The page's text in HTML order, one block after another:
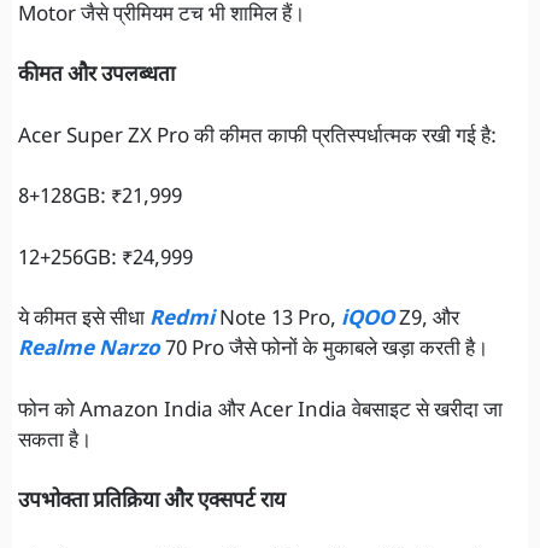
Motor जैसे प्रीमियम टच भी शामिल हैं।
कीमत और उपलब्धता
Acer Super ZX Pro की कीमत काफी प्रतिस्पर्धात्मक रखी गई है:
8+128GB: ₹21,999
12+256GB: ₹24,999
ये कीमत इसे सीधा RedmiNote 13 Pro, iQOOZ9, और
Realme Narzo70 Pro जैसे फोनों के मुकाबले खड़ा करती है।
फोन को Amazon India और Acer India वेबसाइट से खरीदा जा
सकता है।
उपभोक्ता प्रतिक्रिया और एक्सपर्ट राय